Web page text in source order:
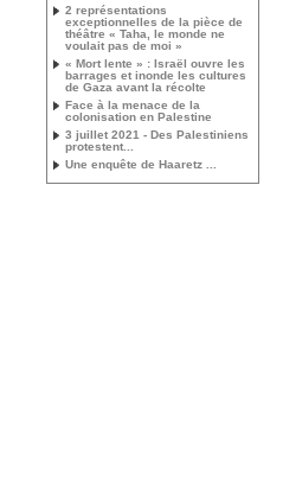
2 représentations
exceptionnelles de la pièce de
théâtre « Taha, le monde ne
voulait pas de moi »
« Mort lente » : Israël ouvre les
barrages et inonde les cultures
de Gaza avant la récolte
Face à la menace de la
colonisation en Palestine
3 juillet 2021 - Des Palestiniens
protestent...
Une enquête de Haaretz ...